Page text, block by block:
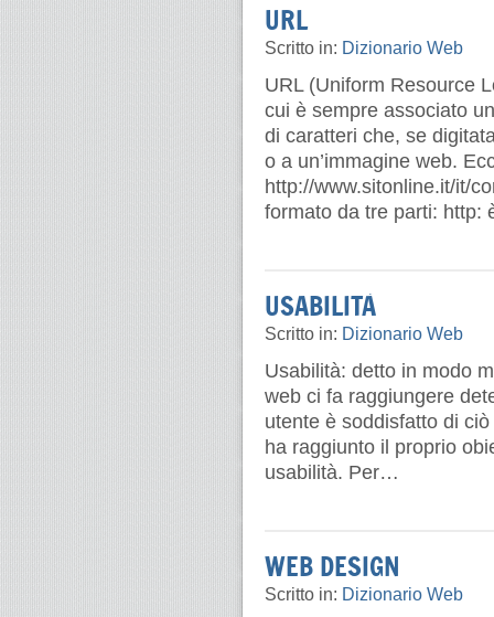
URL
Scritto in: Dizionario Web
URL (Uniform Resource
cui è sempre associato
di caratteri che, se
o a un’immagine web.
http://www.sitonline.it/it/
formato da tre parti: http:
USABILITÀ
Scritto in: Dizionario Web
Usabilità: detto in modo
web ci fa raggiungere
utente è soddisfatto di
ha raggiunto il proprio
usabilità. Per…
WEB DESIGN
Scritto in: Dizionario Web